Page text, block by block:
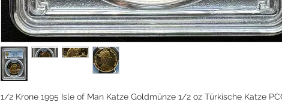
1/2 Krone 1995 Isle of Man Katze Goldmünze 1/2 oz Türkische Katze